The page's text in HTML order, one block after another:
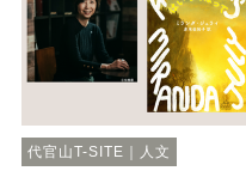
代官山T-SITE｜人文